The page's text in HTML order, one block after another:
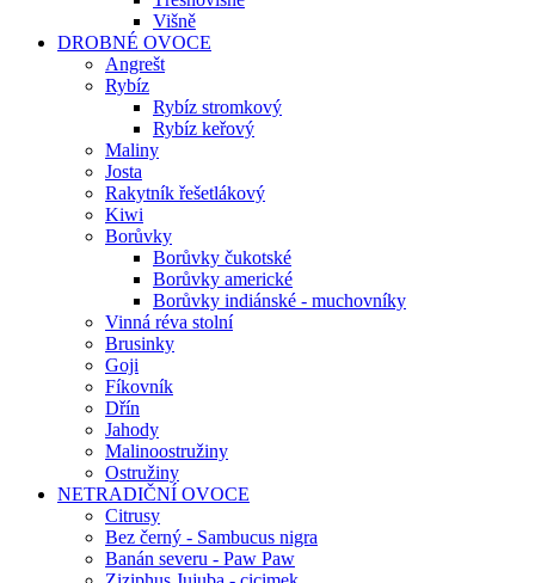
Višně
DROBNÉ OVOCE
Angrešt
Rybíz
Rybíz stromkový
Rybíz keřový
Maliny
Josta
Rakytník řešetlákový
Kiwi
Borůvky
Borůvky čukotské
Borůvky americké
Borůvky indiánské - muchovníky
Vinná réva stolní
Brusinky
Goji
Fíkovník
Dřín
Jahody
Malinoostružiny
Ostružiny
NETRADIČNÍ OVOCE
Citrusy
Bez černý - Sambucus nigra
Banán severu - Paw Paw